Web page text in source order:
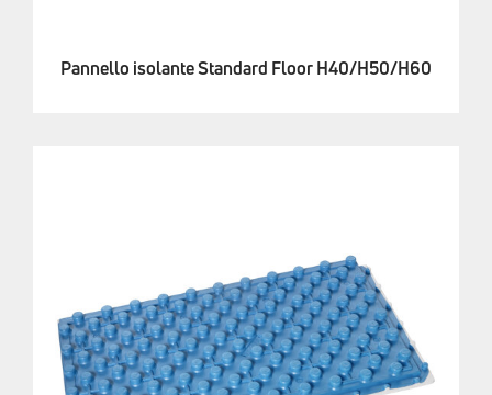
Pannello isolante Standard Floor H40/H50/H60